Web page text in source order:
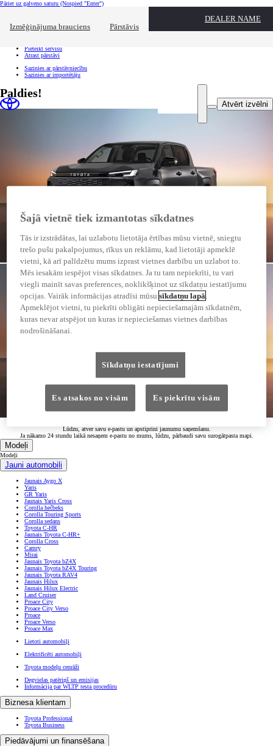
Pāriet uz galveno saturu (Nospied "Enter")
Izmēģinājuma brauciens Pārstāvis
DEALER NAME
Ātrā atlase Uzklikšķini, lai aizvērtu pārklājumu
Pieteikt servisu
Atrast pārstāvi
Sazinies ar pārstāvniecību
Sazinies ar importētāju
Atvērt izvēlni
Paldies!
Lūdzu, atver savu e-pastu un apstiprini jaunumu saņemšanu.
Ja nākamo 24 stundu laikā nesaņem e-pastu no mums, lūdzu, pārbaudi savu surogātpasta mapi.
Modeļi
Modeļi
Jauni automobiļi
Jaunais Aygo X
Yaris
GR Yaris
Jaunais Yaris Cross
Corolla hečbeks
Corolla Touring Sports
Corolla sedans
Toyota C-HR
Jaunais Toyota C-HR+
Corolla Cross
Camry
Mirai
Jaunais Toyota bZ4X
Jaunais Toyota bZ4X Touring
Jaunais Toyota RAV4
Jaunais Hilux
Jaunais Hilux Electric
Land Cruiser
Proace City
Proace City Verso
Proace
Proace Verso
Proace Max
Lietoti automobiļi
Elektrificēti automobiļi
Toyota modeļu cenrāži
Degvielas patēriņš un emisijas
Informācija par WLTP testa procedūru
Biznesa klientam
Toyota Professional
Toyota Business
Piedāvājumi un finansēšana
Šajā vietnē tiek izmantotas sīkdatnes
Tās ir izstrādātas, lai uzlabotu lietotāja ērtības mūsu vietnē, sniegtu
trešo pušu pakalpojumus, rīkus un reklāmu, kad lietotāji apmeklē
vietni, kā arī palīdzētu mums izprast vietnes darbību un uzlabot to.
Mēs iesakām iespējot visas sīkdatnes. Ja tu tam nepiekrīti, tu vari
viegli mainīt savas preferences, noklikšķinot uz sīkdatņu iestatījumu
opcijas. Vairāk informācijas atradīsi mūsusīkdatņu lapā
Apmeklējot vietni, tu piekrīti obligāti nepieciešamajām sīkdatnēm,
kuras nevar atspējot un kuras ir nepieciešamas vietnes darbības
nodrošināšanai.
Sīkdatņu iestatījumi
Es atsakos no visām Es piekrītu visām